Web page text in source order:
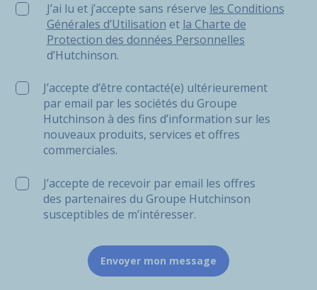
J’ai lu et j’accepte sans réserve les Conditions
J’ai lu et j’accepte sans réserve les Conditions
Générales d’Utilisation et la Charte de
Protection des données Personnelles
d’Hutchinson.
J’accepte d’être contacté(e) ultérieurement
par email par les sociétés du Groupe
Hutchinson à des fins d’information sur les
nouveaux produits, services et offres
commerciales.
J’accepte de recevoir par email les offres
des partenaires du Groupe Hutchinson
susceptibles de m’intéresser.